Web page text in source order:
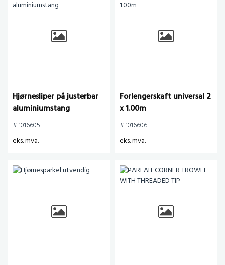
Hjørnesliper på justerbar
aluminiumstang
# 1016605
eks. mva.
Forlengerskaft universal 2
x 1.00m
# 1016606
eks. mva.